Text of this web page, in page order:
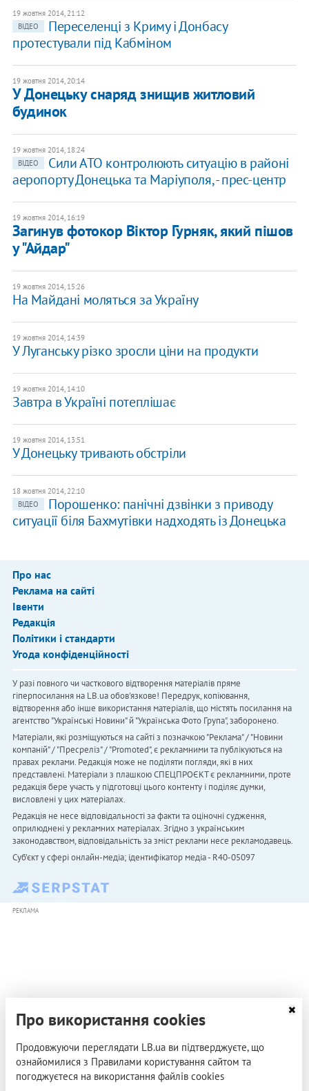
19 жовтня 2014, 21:12
ВІДЕО
Переселенці з Криму і Донбасу
протестували під Кабміном
19 жовтня 2014, 20:14
У Донецьку снаряд знищив житловий
будинок
19 жовтня 2014, 18:24
ВІДЕО
Сили АТО контролюють ситуацію в районі
аеропорту Донецька та Маріуполя, - прес-центр
19 жовтня 2014, 16:19
Загинув фотокор Віктор Гурняк, який пішов
у "Айдар"
19 жовтня 2014, 15:26
На Майдані моляться за Україну
19 жовтня 2014, 14:39
У Луганську різко зросли ціни на продукти
19 жовтня 2014, 14:10
Завтра в Україні потеплішає
19 жовтня 2014, 13:51
У Донецьку тривають обстріли
18 жовтня 2014, 22:10
ВІДЕО
Порошенко: панічні дзвінки з приводу
ситуації біля Бахмутівки надходять із Донецька
Про нас
Реклама на сайті
Івенти
Редакція
Політики і стандарти
Угода конфіденційності
У разі повного чи часткового відтворення матеріалів пряме
гіперпосилання на LB.ua обов'язкове! Передрук, копіювання,
відтворення або інше використання матеріалів, що містять посилання на
агентство "Українськi Новини" й "Українська Фото Група", заборонено.
Матеріали, які розміщуються на сайті з позначкою "Реклама" / "Новини
компаній" / "Пресреліз" / "Promoted", є рекламними та публікуються на
правах реклами. Редакція може не поділяти погляди, які в них
представлені. Матеріали з плашкою СПЕЦПРОЄКТ є рекламними, проте
редакція бере участь у підготовці цього контенту і поділяє думки,
висловлені у цих матеріалах.
Редакція не несе відповідальності за факти та оціночні судження,
оприлюднені у рекламних матеріалах. Згідно з українським
законодавством, відповідальність за зміст реклами несе рекламодавець.
Cуб'єкт у сфері онлайн-медіа; ідентифікатор медіа - R40-05097
РЕКЛАМА
Про використання cookies
Продовжуючи переглядати LB.ua ви підтверджуєте, що
ознайомилися з Правилами користування сайтом та
погоджуєтеся на використання файлів cookies